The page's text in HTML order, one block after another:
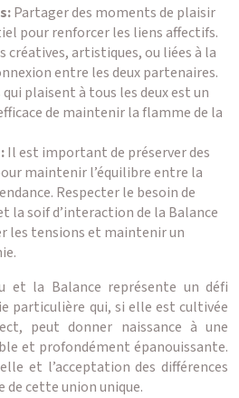
Partager des moments de plaisir
pour renforcer les liens affectifs.
créatives, artistiques, ou liées à la
entre les deux partenaires.
plaisent à tous les deux est un
de maintenir la flamme de la
Il est important de préserver des
maintenir l’équilibre entre la
Respecter le besoin de
la soif d’interaction de la Balance
les tensions et maintenir un
et la Balance représente un défi
particulière qui, si elle est cultivée
peut donner naissance à une
et profondément épanouissante.
et l’acceptation des différences
de cette union unique.